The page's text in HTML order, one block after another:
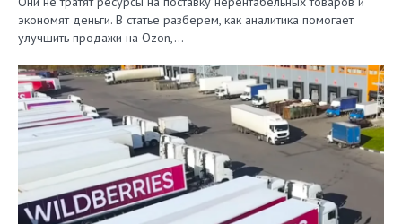
экономят деньги. В статье разберем, как аналитика помогает
улучшить продажи на Ozon,…